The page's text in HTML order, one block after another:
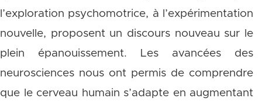
l’exploration psychomotrice, à l’expérimentation
nouvelle, proposent un discours nouveau sur le
plein épanouissement. Les avancées des
neurosciences nous ont permis de comprendre
que le cerveau humain s’adapte en augmentant